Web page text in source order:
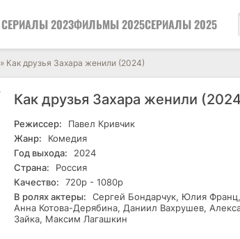
СЕРИАЛЫ 2023ФИЛЬМЫ 2025СЕРИАЛЫ 2025
» Как друзья Захара женили (2024)
Как друзья Захара женили
Режиссер:
Павел Кривчик
Жанр:
Комедия
Год выхода:
2024
Страна:
Россия
Качество:
720р - 1080р
В ролях актеры:
Сергей Бондарчук, Юлия
Анна Котова-Дерябина, Даниил Вахрушев,
Зайка, Максим Лагашкин